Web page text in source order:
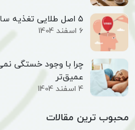
۵ اصل طلایی تغذیه سالم برای کنترل استرس
6 اسفند 1404
عمیق‌تر
4 اسفند 1404
محبوب ترین مقالات